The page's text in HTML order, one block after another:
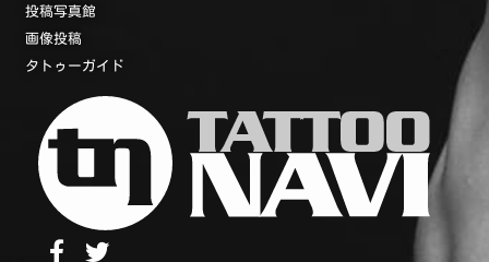
投稿写真館
画像投稿
タトゥーガイド